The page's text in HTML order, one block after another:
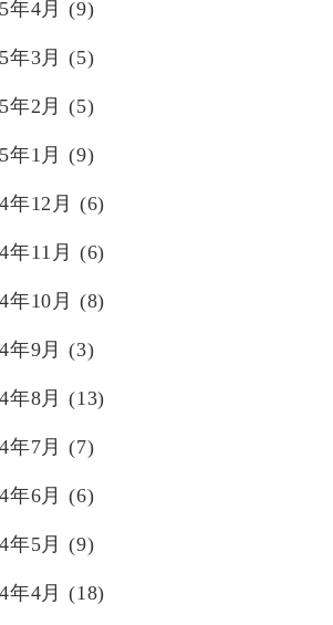
年4月 (9)
年3月 (5)
年2月 (5)
年1月 (9)
年12月 (6)
年11月 (6)
年10月 (8)
年9月 (3)
年8月 (13)
年7月 (7)
年6月 (6)
年5月 (9)
年4月 (18)